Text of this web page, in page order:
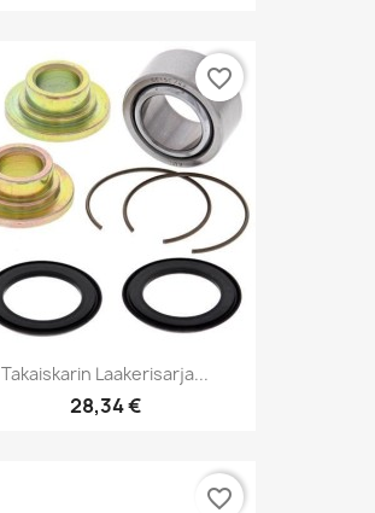
Takaiskarin Laakerisarja...
28,34 €
favorite_border
favorite_border